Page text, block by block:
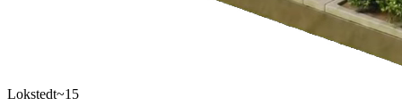
Lokstedt~15